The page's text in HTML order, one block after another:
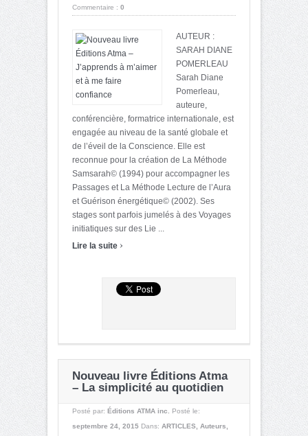
Commentaire : 0
AUTEUR :
SARAH DIANE
POMERLEAU
Sarah Diane
Pomerleau,
auteure,
conférencière, formatrice internationale, est
engagée au niveau de la santé globale et
de l’éveil de la Conscience. Elle est
reconnue pour la création de La Méthode
Samsarah© (1994) pour accompagner les
Passages et La Méthode Lecture de l’Aura
et Guérison énergétique© (2002). Ses
stages sont parfois jumelés à des Voyages
initiatiques sur des Lie ...
Lire la suite ›
Nouveau livre Éditions Atma
– La simplicité au quotidien
Posté par: Éditions ATMA inc.
Posté le:
septembre 24, 2015 Dans: ARTICLES Auteurs